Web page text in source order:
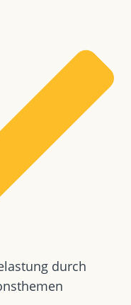
durch